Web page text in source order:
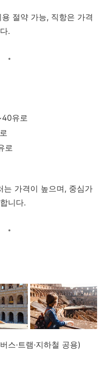
절약 가능, 직항은 가격
.
유로
로
가격이 높으며, 중심가
니다.
스·트램·지하철 공용)